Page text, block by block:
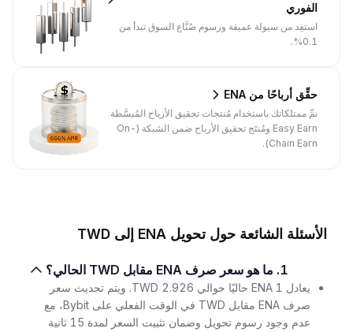
الفوري
استفِد من سيولة عميقة ورسوم صُنَّاع السوق تبدأ من
0.1%.
حقِّق أرباحًا من ENA
نمِّ ممتلكاتك باستخدام مُنتجات تحقيق الأرباح المُبسَّطة
Easy Earn ومُنتَج تحقيق الأرباح ضمن الشبكة (On-
Chain Earn).
الأسئلة الشائعة حول تحويل ENA إلى TWD
1. ما هو سعر صرف ENA مقابل TWD الحالي؟
يعادل 1 ENA حاليًا حوالي 2.926 TWD. ويتم تحديث سعر
صرف ENA مقابل TWD في الوقت الفعلي على Bybit، مع
عدم وجود رسوم تحويل وضمان تثبيت السعر لمدة 15 ثانية